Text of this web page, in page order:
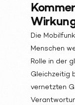
Die
Menschen
Rolle in der
Gleichzeitig
vernetzten